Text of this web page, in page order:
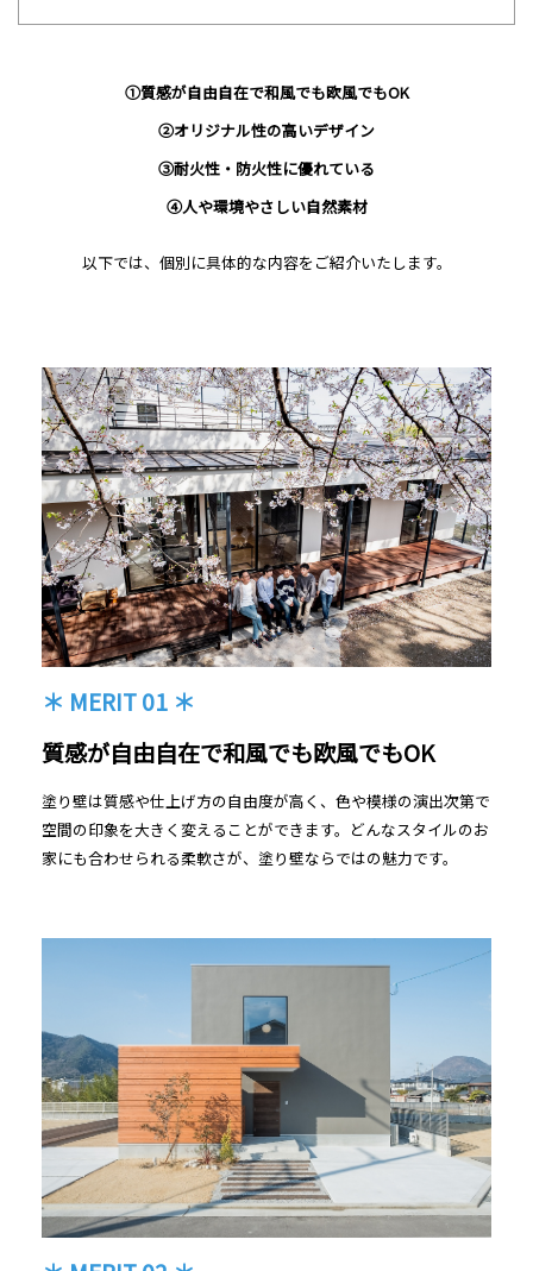
①質感が自由自在で和風でも欧風でもOK
②オリジナル性の高いデザイン
③耐火性・防火性に優れている
④人や環境やさしい自然素材
以下では、個別に具体的な内容をご紹介いたします。
＊ MERIT 01 ＊
質感が自由自在で和風でも欧風でもOK
塗り壁は質感や仕上げ方の自由度が高く、色や模様の演出次第で
空間の印象を大きく変えることができます。どんなスタイルのお
家にも合わせられる柔軟さが、塗り壁ならではの魅力です。